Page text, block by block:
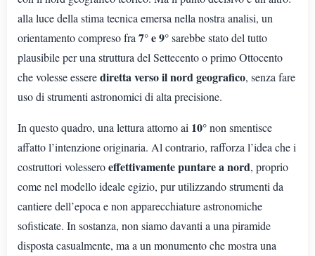
alla luce della stima tecnica emersa nella nostra analisi, un
orientamento compreso fra 7° e 9°sarebbe stato del tutto
plausibile per una struttura del Settecento o primo Ottocento
che volesse esserediretta verso il nord geografico, senza fare
uso di strumenti astronomici di alta precisione.
In questo quadro, una lettura attorno ai 10°non smentisce
affatto l’intenzione originaria. Al contrario, rafforza l’idea che i
costruttori volesseroeffettivamente puntare a nord, proprio
come nel modello ideale egizio, pur utilizzando strumenti da
cantiere dell’epoca e non apparecchiature astronomiche
sofisticate. In sostanza, non siamo davanti a una piramide
disposta casualmente, ma a un monumento che mostra una